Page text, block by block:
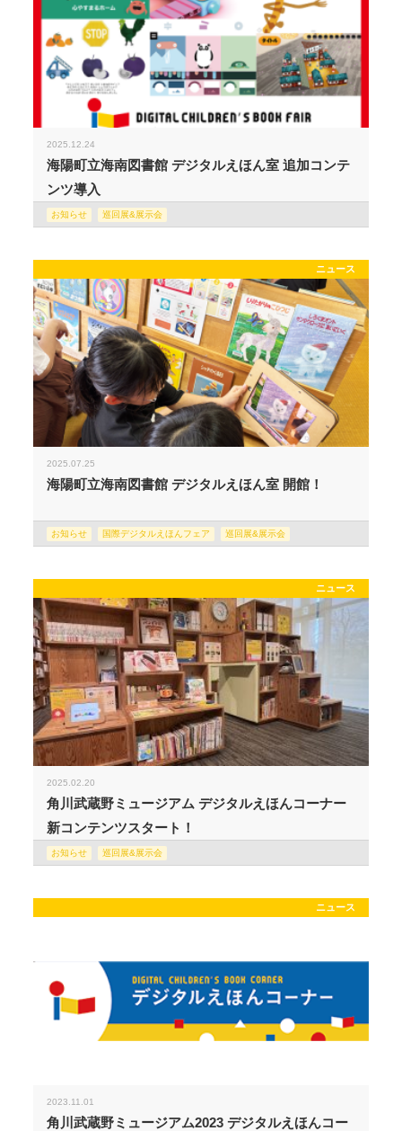
2025.12.24
海陽町立海南図書館 デジタルえほん室 追加コンテ
ンツ導入
お知らせ 巡回展&展示会
ニュース
2025.07.25
海陽町立海南図書館 デジタルえほん室 開館！
お知らせ 国際デジタルえほんフェア 巡回展&展示会
ニュース
2025.02.20
角川武蔵野ミュージアム デジタルえほんコーナー
新コンテンツスタート！
お知らせ 巡回展&展示会
ニュース
2023.11.01
角川武蔵野ミュージアム2023 デジタルえほんコー